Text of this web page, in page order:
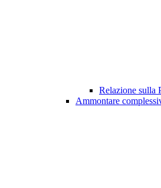
Relazione sulla
Ammontare